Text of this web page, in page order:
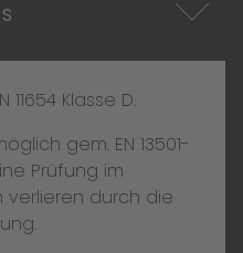
Klasse D.
gem. EN 13501-
Prüfung im
verlieren durch die